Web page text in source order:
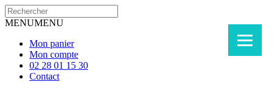
MENUMENU
Mon panier
Mon compte
02 28 01 15 30
Contact